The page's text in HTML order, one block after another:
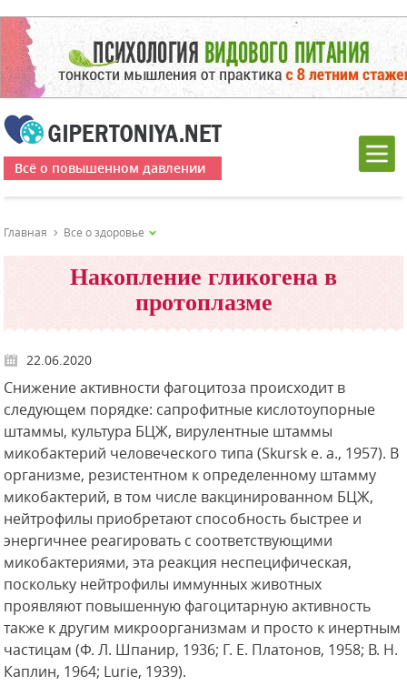
Всё о повышенном давлении
Главная Все о здоровье
Накопление гликогена в
протоплазме
22.06.2020
Снижение активности фагоцитоза происходит в
следующем порядке: сапрофитные кислотоупорные
штаммы, культура БЦЖ, вирулентные штаммы
микобактерий человеческого типа (Skursk е. а., 1957). В
организме, резистентном к определенному штамму
микобактерий, в том числе вакцинированном БЦЖ,
нейтрофилы приобретают способность быстрее и
энергичнее реагировать с соответствующими
микобактериями, эта реакция неспецифическая,
поскольку нейтрофилы иммунных животных
проявляют повышенную фагоцитарную активность
также к другим микроорганизмам и просто к инертным
частицам (Ф. Л. Шпанир, 1936; Г. Е. Платонов, 1958; В. Н.
Каплин, 1964; Lurie, 1939).